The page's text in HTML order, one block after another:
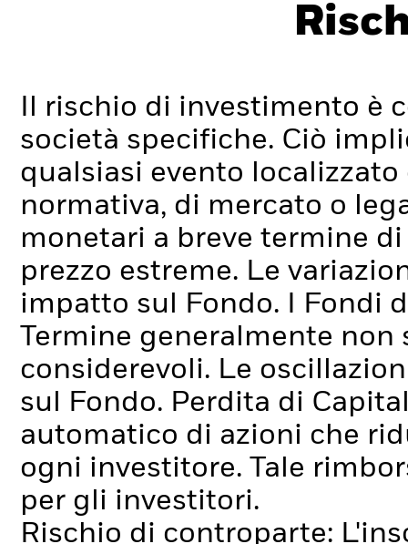
Il rischio di investimento è
società specifiche. Ciò
qualsiasi evento
normativa, di mercato o
monetari a breve termine
prezzo estreme. Le
impatto sul Fondo.
I Fondi
Termine generalmente non
considerevoli. Le
sul Fondo. Perdita di
automatico di azioni che
ogni investitore. Tale
per gli investitori.
Rischio di controparte: